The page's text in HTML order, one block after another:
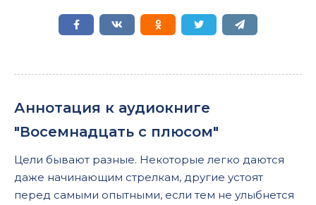
13
14
15
Аннотация к аудиокниге
"Восемнадцать с плюсом"
Цели бывают разные. Некоторые легко даются
даже начинающим стрелкам, другие устоят
перед самыми опытными, если тем не улыбнется